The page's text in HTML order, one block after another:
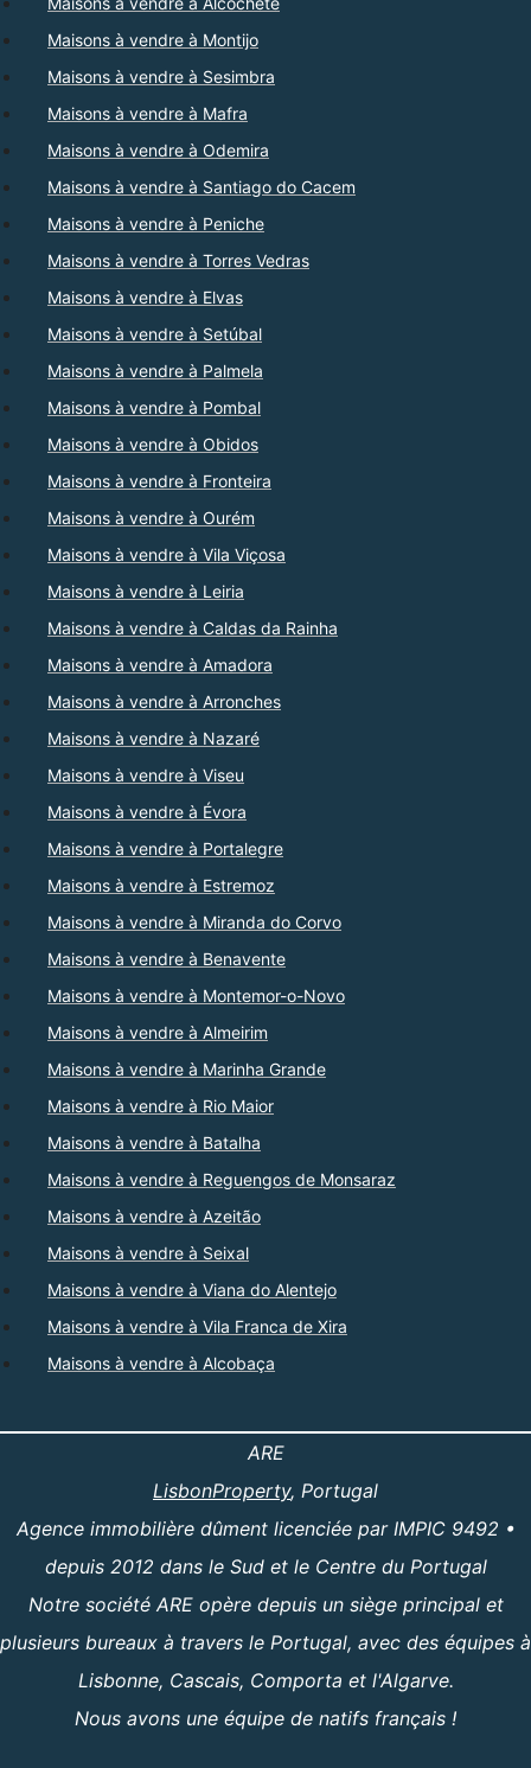
Maisons à vendre à Montijo
Maisons à vendre à Sesimbra
Maisons à vendre à Mafra
Maisons à vendre à Odemira
Maisons à vendre à Santiago do Cacem
Maisons à vendre à Peniche
Maisons à vendre à Torres Vedras
Maisons à vendre à Elvas
Maisons à vendre à Setúbal
Maisons à vendre à Palmela
Maisons à vendre à Pombal
Maisons à vendre à Obidos
Maisons à vendre à Fronteira
Maisons à vendre à Ourém
Maisons à vendre à Vila Viçosa
Maisons à vendre à Leiria
Maisons à vendre à Caldas da Rainha
Maisons à vendre à Amadora
Maisons à vendre à Arronches
Maisons à vendre à Nazaré
Maisons à vendre à Viseu
Maisons à vendre à Évora
Maisons à vendre à Portalegre
Maisons à vendre à Estremoz
Maisons à vendre à Miranda do Corvo
Maisons à vendre à Benavente
Maisons à vendre à Montemor-o-Novo
Maisons à vendre à Almeirim
Maisons à vendre à Marinha Grande
Maisons à vendre à Rio Maior
Maisons à vendre à Batalha
Maisons à vendre à Reguengos de Monsaraz
Maisons à vendre à Azeitão
Maisons à vendre à Seixal
Maisons à vendre à Viana do Alentejo
Maisons à vendre à Vila Franca de Xira
Maisons à vendre à Alcobaça
ARE
LisbonProperty, Portugal
Agence immobilière dûment licenciée par IMPIC 9492 •
depuis 2012 dans le Sud et le Centre du Portugal
Notre société ARE opère depuis un siège principal et
plusieurs bureaux à travers le Portugal, avec des équipes à
Lisbonne, Cascais, Comporta et l'Algarve.
Nous avons une équipe de natifs français !